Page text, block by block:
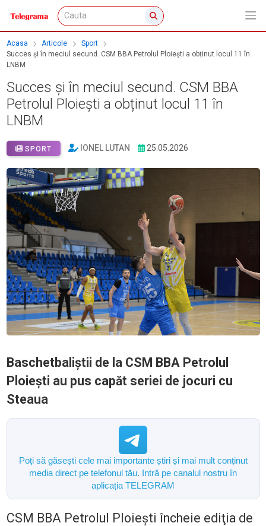
Acasa Articole
Sport
Succes și în meciul secund. CSM BBA Petrolul Ploiești a obținut locul 11 în
LNBM
Succes și în meciul secund. CSM BBA
Petrolul Ploiești a obținut locul 11 în
LNBM
SPORT IONEL LUTAN 25.05.2026
Baschetbaliștii de la CSM BBA Petrolul
Ploiești au pus capăt seriei de jocuri cu
Steaua
Poți să găsești cele mai importante știri și mai mult conținut
media direct pe telefonul tău. Intră pe canalul nostru în
aplicația TELEGRAM
CSM BBA Petrolul Ploieşti încheie ediţia de